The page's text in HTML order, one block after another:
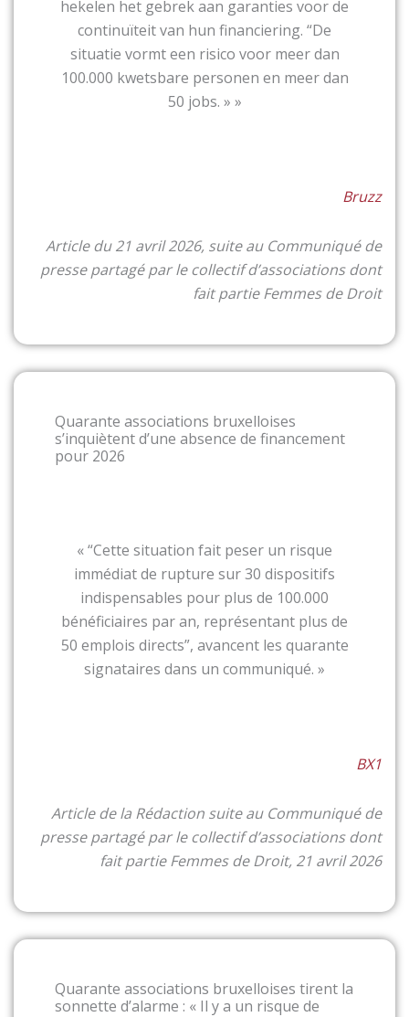
hekelen het gebrek aan garanties voor de
continuïteit van hun financiering. “De
situatie vormt een risico voor meer dan
100.000 kwetsbare personen en meer dan
50 jobs. » »
Bruzz
Article du 21 avril 2026, suite au Communiqué de
presse partagé par le collectif d’associations dont
fait partie Femmes de Droit
Quarante associations bruxelloises
s’inquiètent d’une absence de financement
pour 2026
« “Cette situation fait peser un risque
immédiat de rupture sur 30 dispositifs
indispensables pour plus de 100.000
bénéficiaires par an, représentant plus de
50 emplois directs”, avancent les quarante
signataires dans un communiqué. »
BX1
Article de la Rédaction suite au Communiqué de
presse partagé par le collectif d’associations dont
fait partie Femmes de Droit, 21 avril 2026
Quarante associations bruxelloises tirent la
sonnette d’alarme : « Il y a un risque de